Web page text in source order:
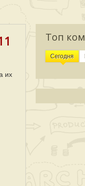
Топ
Сегодня
их